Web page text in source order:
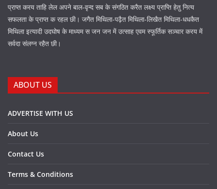
प्राप्त करय ताहि लेल अपने बाल-वृन्द सब के संगठित करैत लक्ष्य प्राप्ति हेतु नित्य
सफलता के प्राप्त क रहल छी। जगैत मिथिला-पढ़ैत मिथिला-लिखैत मिथिला-धधकैत
मिथिला इत्यादी उदघोष के माध्यम स जन जन में उत्साह एवम स्फूर्तिक सञ्चार करय में
सर्वदा संलग्न रहैत छी।
ABOUT US
ADVERTISE WITH US
About Us
Contact Us
Terms & Conditions